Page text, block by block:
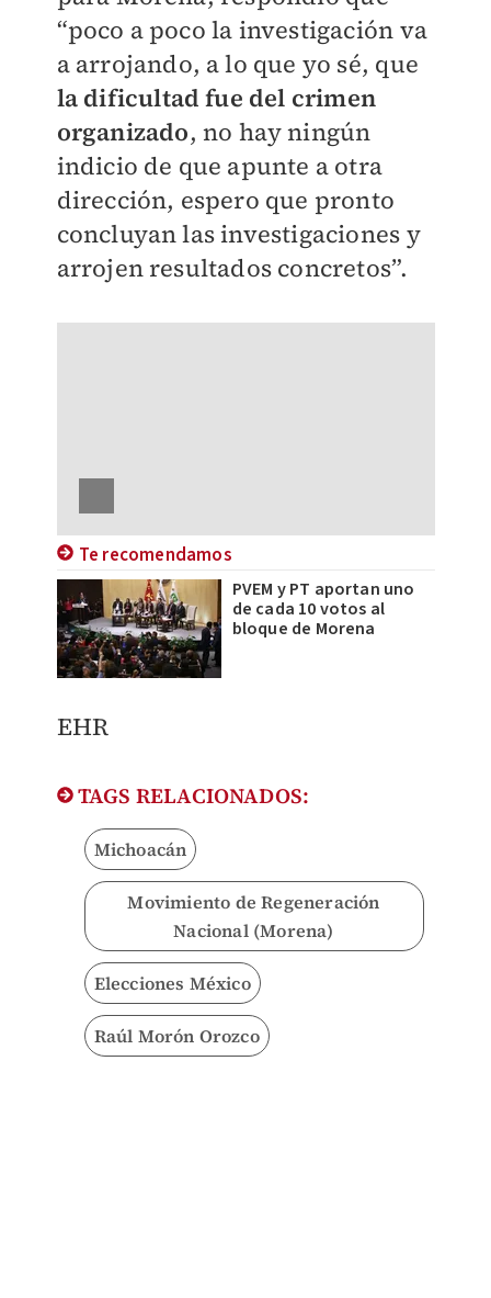
“poco a poco la investigación va
a arrojando, a lo que yo sé, que
la dificultad fue del crimen
organizado, no hay ningún
indicio de que apunte a otra
dirección, espero que pronto
concluyan las investigaciones y
arrojen resultados concretos”.
Te recomendamos
PVEM y PT aportan uno
de cada 10 votos al
bloque de Morena
EHR
TAGS RELACIONADOS:
Michoacán
Movimiento de Regeneración
Nacional (Morena)
Elecciones México
Raúl Morón Orozco